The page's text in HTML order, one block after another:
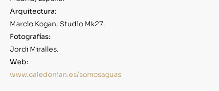
Arquitectura:
Marcio Kogan, Studio Mk27.
Fotografías:
Jordi Miralles.
Web:
www.caledonian.es/somosaguas